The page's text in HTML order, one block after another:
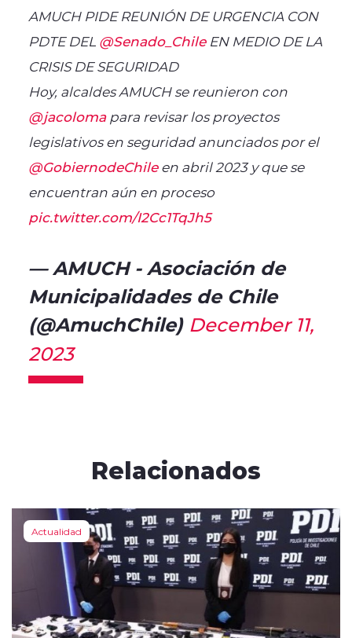
AMUCH PIDE REUNIÓN DE URGENCIA CON
PDTE DEL @Senado_ChileEN MEDIO DE LA
CRISIS DE SEGURIDAD
Hoy, alcaldes AMUCH se reunieron con
@jacolomapara revisar los proyectos
legislativos en seguridad anunciados por el
@GobiernodeChileen abril 2023 y que se
encuentran aún en proceso
pic.twitter.com/I2Cc1TqJh5
— AMUCH - Asociación de
Municipalidades de Chile
(@AmuchChile) December 11,
2023
Relacionados
Actualidad